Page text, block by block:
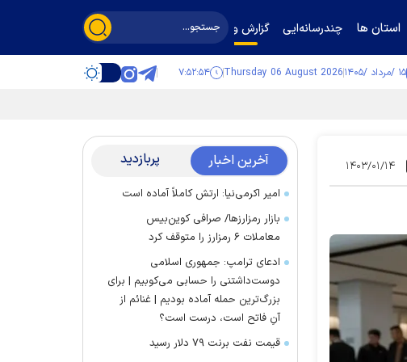
استان ها چندرسانه‌ایی گزارش و گفت‌وگو
۱۵ /مرداد /۱۴۰۵ Thursday 06 August 2026 ۷:۵۲:۵۵
۱۴۰۳/۰۱/۱۴ آخرین اخبار پربازدید
امیر اکرمی‌نیا: ارتش کاملاً آماده است
بازار رمزارز‌ها/ صرافی کوین‌بیس
معاملات ۶ رمزارز را متوقف کرد
ادعای ترامپ: جمهوری اسلامی
دوست‌داشتنی را حسابی می‌کوبیم | برای
بزرگ‌ترین حمله آماده بودیم | غنائم از
آنِ فاتح است، درست است؟
قیمت نفت برنت ۷۹ دلار رسید